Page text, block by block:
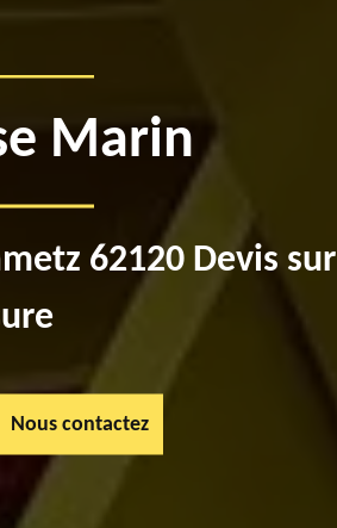
Marin
62120 Devis sur
Nous contactez